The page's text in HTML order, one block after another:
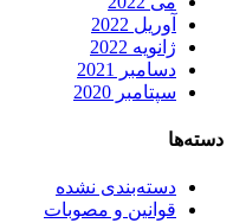
آوریل 2022
ژانویه 2022
دسامبر 2021
سپتامبر 2020
دسته‌ها
دسته‌بندی نشده
قوانین و مصوبات